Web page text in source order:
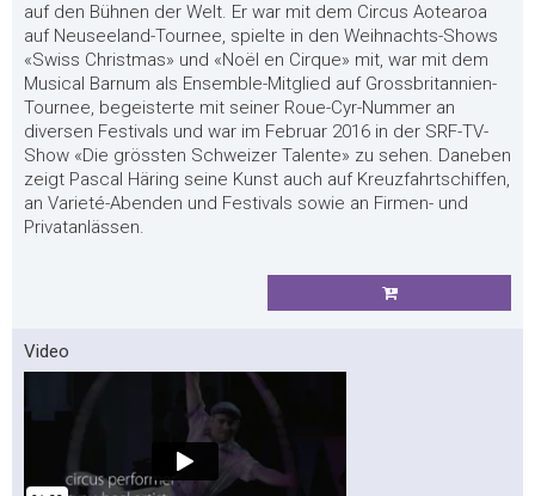
auf den Bühnen der Welt. Er war mit dem Circus Aotearoa
auf Neuseeland-Tournee, spielte in den Weihnachts-Shows
«Swiss Christmas» und «Noël en Cirque» mit, war mit dem
Musical Barnum als Ensemble-Mitglied auf Grossbritannien-
Tournee, begeisterte mit seiner Roue-Cyr-Nummer an
diversen Festivals und war im Februar 2016 in der SRF-TV-
Show «Die grössten Schweizer Talente» zu sehen. Daneben
zeigt Pascal Häring seine Kunst auch auf Kreuzfahrtschiffen,
an Varieté-Abenden und Festivals sowie an Firmen- und
Privatanlässen.
Video